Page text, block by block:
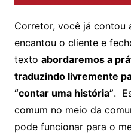
Corretor, você já contou
encantou o cliente e
texto abordaremos a
traduzindo livremente
“contar uma história”.
comum no meio da
pode funcionar para o